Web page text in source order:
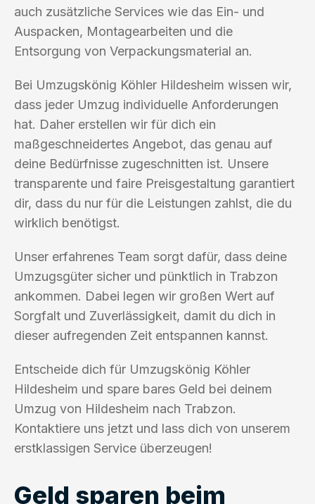
auch zusätzliche Services wie das Ein- und
Auspacken, Montagearbeiten und die
Entsorgung von Verpackungsmaterial an.
Bei Umzugskönig Köhler Hildesheim wissen wir,
dass jeder Umzug individuelle Anforderungen
hat. Daher erstellen wir für dich ein
maßgeschneidertes Angebot, das genau auf
deine Bedürfnisse zugeschnitten ist. Unsere
transparente und faire Preisgestaltung garantiert
dir, dass du nur für die Leistungen zahlst, die du
wirklich benötigst.
Unser erfahrenes Team sorgt dafür, dass deine
Umzugsgüter sicher und pünktlich in Trabzon
ankommen. Dabei legen wir großen Wert auf
Sorgfalt und Zuverlässigkeit, damit du dich in
dieser aufregenden Zeit entspannen kannst.
Entscheide dich für Umzugskönig Köhler
Hildesheim und spare bares Geld bei deinem
Umzug von Hildesheim nach Trabzon.
Kontaktiere uns jetzt und lass dich von unserem
erstklassigen Service überzeugen!
Geld sparen beim